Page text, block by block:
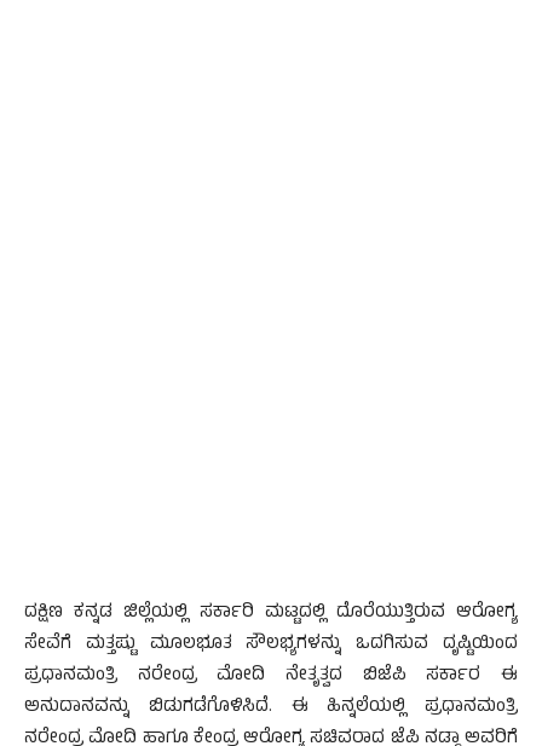
ದಕ್ಷಿಣ ಕನ್ನಡ ಜಿಲ್ಲೆಯಲ್ಲಿ ಸರ್ಕಾರಿ ಮಟ್ಟದಲ್ಲಿ ದೊರೆಯುತ್ತಿರುವ ಆರೋಗ್ಯ
ಸೇವೆಗೆ ಮತ್ತಷ್ಟು ಮೂಲಭೂತ ಸೌಲಭ್ಯಗಳನ್ನು ಒದಗಿಸುವ ದೃಷ್ಟಿಯಿಂದ
ಪ್ರಧಾನಮಂತ್ರಿ ನರೇಂದ್ರ ಮೋದಿ ನೇತೃತ್ವದ ಬಿಜೆಪಿ ಸರ್ಕಾರ ಈ
ಅನುದಾನವನ್ನು ಬಿಡುಗಡೆಗೊಳಿಸಿದೆ. ಈ ಹಿನ್ನಲೆಯಲ್ಲಿ ಪ್ರಧಾನಮಂತ್ರಿ
ನರೇಂದ್ರ ಮೋದಿ ಹಾಗೂ ಕೇಂದ್ರ ಆರೋಗ್ಯ ಸಚಿವರಾದ ಜೆಪಿ ನಡ್ಡಾ ಅವರಿಗೆ